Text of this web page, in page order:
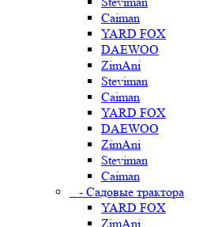
Caiman
YARD FOX
DAEWOO
ZimAni
Steviman
Caiman
YARD FOX
DAEWOO
ZimAni
Steviman
Caiman
- Садовые трактора
YARD FOX
ZimAni